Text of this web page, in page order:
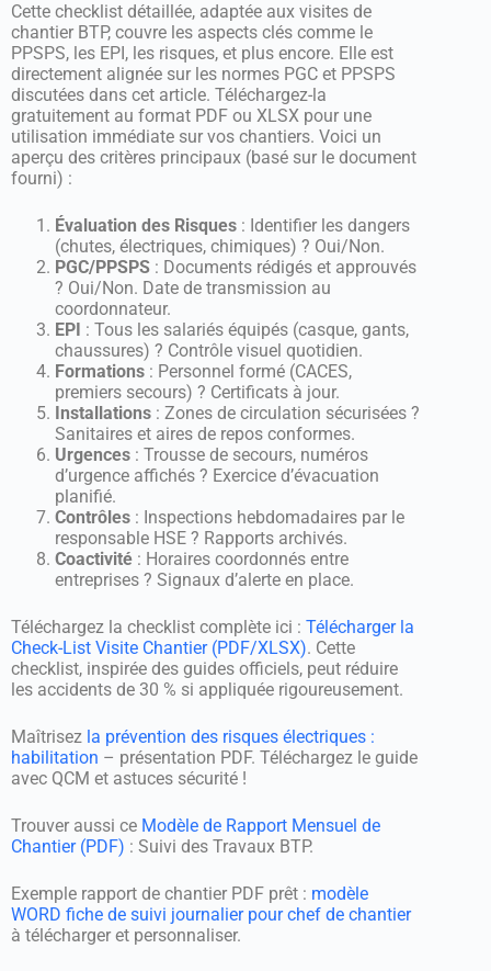
Cette checklist détaillée, adaptée aux visites de
chantier BTP, couvre les aspects clés comme le
PPSPS, les EPI, les risques, et plus encore. Elle est
directement alignée sur les normes PGC et PPSPS
discutées dans cet article. Téléchargez-la
gratuitement au format PDF ou XLSX pour une
utilisation immédiate sur vos chantiers. Voici un
aperçu des critères principaux (basé sur le document
fourni) :
Évaluation des Risques : Identifier les dangers
(chutes, électriques, chimiques) ? Oui/Non.
PGC/PPSPS : Documents rédigés et approuvés
? Oui/Non. Date de transmission au
coordonnateur.
EPI : Tous les salariés équipés (casque, gants,
chaussures) ? Contrôle visuel quotidien.
Formations : Personnel formé (CACES,
premiers secours) ? Certificats à jour.
Installations : Zones de circulation sécurisées ?
Sanitaires et aires de repos conformes.
Urgences : Trousse de secours, numéros
d’urgence affichés ? Exercice d’évacuation
planifié.
Contrôles : Inspections hebdomadaires par le
responsable HSE ? Rapports archivés.
Coactivité : Horaires coordonnés entre
entreprises ? Signaux d’alerte en place.
Téléchargez la checklist complète ici : Télécharger la
Check-List Visite Chantier (PDF/XLSX). Cette
checklist, inspirée des guides officiels, peut réduire
les accidents de 30 % si appliquée rigoureusement.
Maîtrisez la prévention des risques électriques :
habilitation – présentation PDF. Téléchargez le guide
avec QCM et astuces sécurité !
Trouver aussi ce Modèle de Rapport Mensuel de
Chantier (PDF) : Suivi des Travaux BTP.
Exemple rapport de chantier PDF prêt : modèle
WORD fiche de suivi journalier pour chef de chantier
à télécharger et personnaliser.